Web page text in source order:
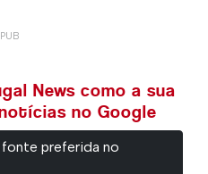
News como a sua
no Google
preferida no